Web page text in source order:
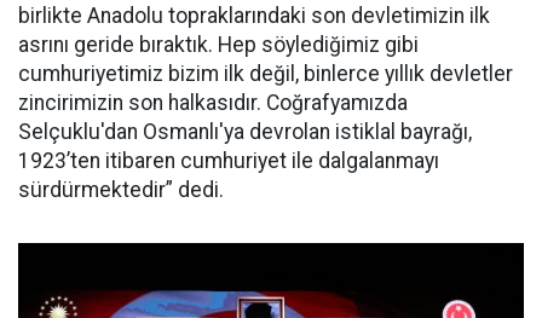
birlikte Anadolu topraklarındaki son devletimizin ilk
asrını geride bıraktık. Hep söylediğimiz gibi
cumhuriyetimiz bizim ilk değil, binlerce yıllık devletler
zincirimizin son halkasıdır. Coğrafyamızda
Selçuklu'dan Osmanlı'ya devrolan istiklal bayrağı,
1923’ten itibaren cumhuriyet ile dalgalanmayı
sürdürmektedir” dedi.